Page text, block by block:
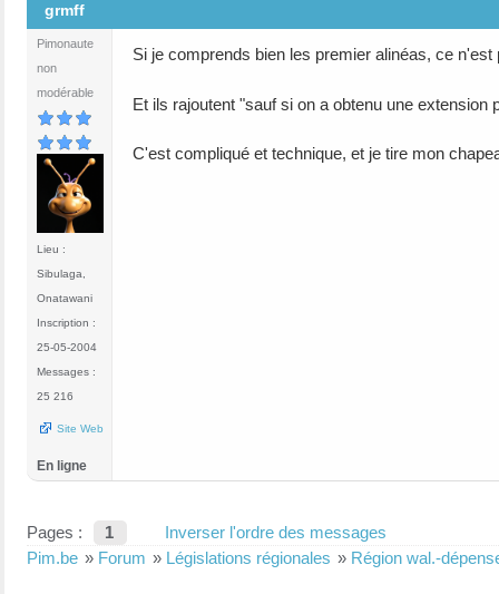
grmff
Pimonaute
non
modérable
Lieu :
Sibulaga,
Onatawani
Inscription :
25-05-2004
Messages :
25 216
Site Web
Si je comprends bien les premier alinéas, ce
Et ils rajoutent "sauf si on a obtenu une
C'est compliqué et technique, et je tire mon
En ligne
Pages : 1
Inverser l'ordre des messages
Pim.be » Forum » Législations régionales » Région wal.-